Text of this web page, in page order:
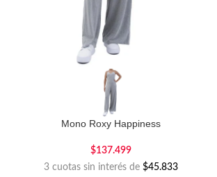
Mono Roxy Happiness
$137.499
3 cuotas sin interés de$45.833